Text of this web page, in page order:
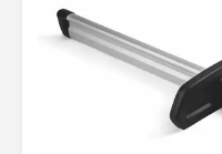
Wybierz